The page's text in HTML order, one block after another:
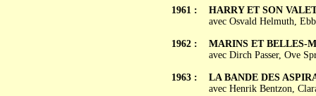
1961 :
1962 :
1963 :
HARRY ET SON
avec Osvald Helmuth,
MARINS ET BELLES-
avec Dirch Passer, Ove
LA BANDE DES
avec Henrik Bentzon,